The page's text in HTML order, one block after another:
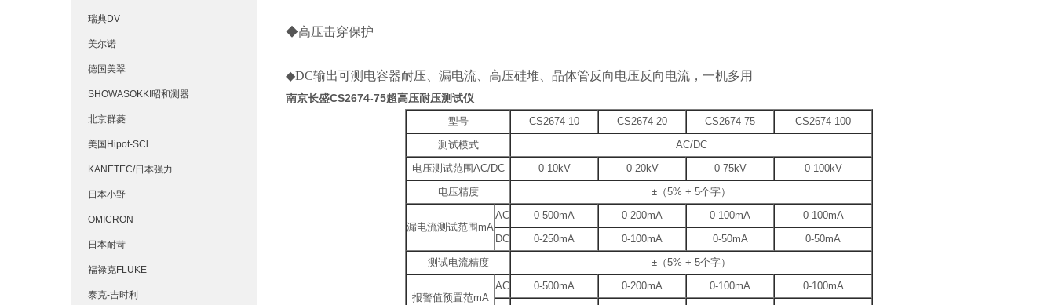
瑞典DV
美尔诺
德国美翠
SHOWASOKKI昭和测器
北京群菱
美国Hipot-SCl
KANETEC/日本强力
日本小野
OMICRON
日本耐苛
福禄克FLUKE
泰克-吉时利
◆高压击穿保护
◆DC输出可测电容器耐压、漏电流、高压硅堆、晶体管反向电压反向电流，一机多用
南京长盛CS2674-75超高压耐压测试仪
型号 CS2674-10 CS2674-20 CS2674-75
CS2674-100
测试模式
AC/DC
电压测试范围AC/DC
0-10kV 0-20kV 0-75kV
0-100kV
电压精度
±（5% + 5个字）
漏电流测试范围mA
AC 0-500mA 0-200mA 0-100mA
0-100mA
DC
0-250mA 0-100mA 0-50mA
0-50mA
测试电流精度
±（5% + 5个字）
报警值预置范mA
AC 0-500mA 0-200mA 0-100mA
0-100mA